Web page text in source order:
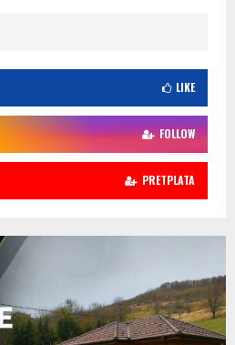
LIKE
FOLLOW
PRETPLATA